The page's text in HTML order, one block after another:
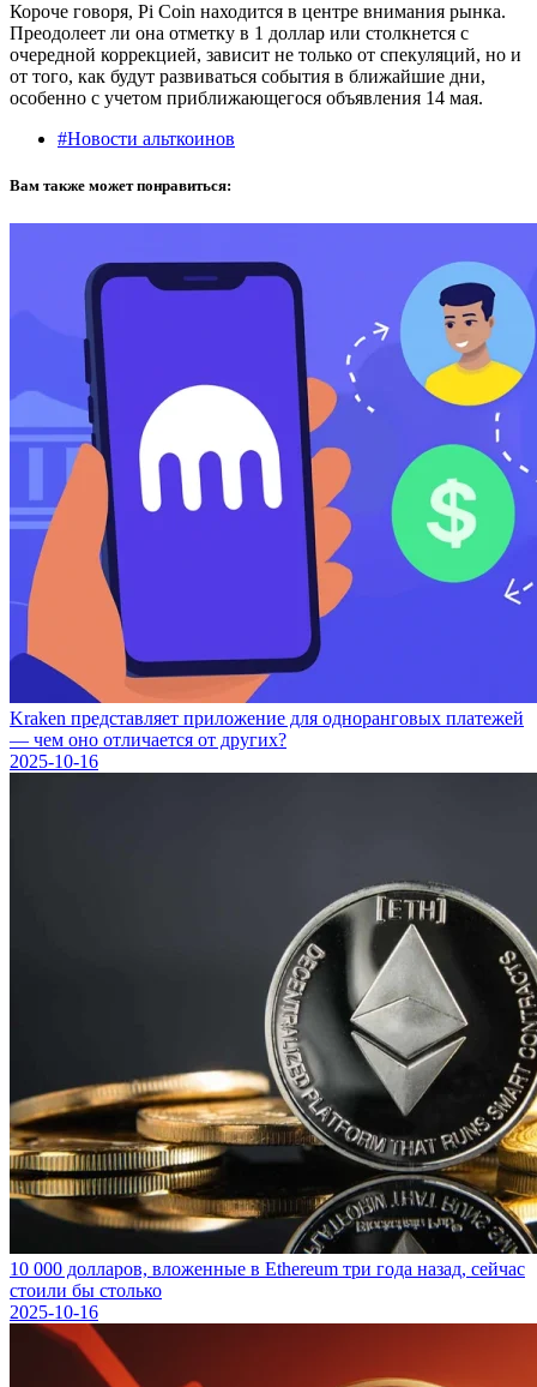
Короче говоря, Pi Coin находится в центре внимания рынка.
Преодолеет ли она отметку в 1 доллар или столкнется с
очередной коррекцией, зависит не только от спекуляций, но и
от того, как будут развиваться события в ближайшие дни,
особенно с учетом приближающегося объявления 14 мая.
#Новости альткоинов
Вам также может понравиться:
Kraken представляет приложение для одноранговых платежей
— чем оно отличается от других?
2025-10-16
10 000 долларов, вложенные в Ethereum три года назад, сейчас
стоили бы столько
2025-10-16